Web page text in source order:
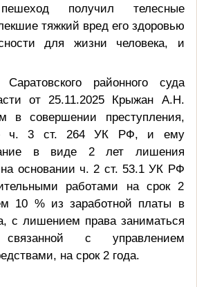
получил телесные
тяжкий вред его здоровью
для жизни человека, и
Саратовского районного суда
от 25.11.2025 Крыжан А.Н.
в совершении преступления,
ч. 3 ст. 264 УК РФ, и ему
в виде 2 лет лишения
основании ч. 2 ст. 53.1 УК РФ
работами на срок 2
10 % из заработной платы в
с лишением права заниматься
связанной с управлением
на срок 2 года.